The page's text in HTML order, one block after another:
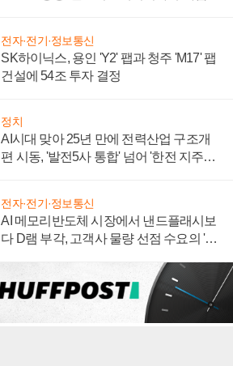
전자·전기·정보통신
SK하이닉스, 용인 'Y2' 팹과 청주 'M17' 팹
건설에 54조 투자 결정
정치
AI시대 맞아 25년 만에 전력산업 구조개
편 시동, '발전5사 통합' 넘어 '한전 지주사'
전자·전기·정보통신
AI 메모리반도체 시장에서 낸드플래시보
다 D램 부각, 고객사 물량 선점 수요의 '우